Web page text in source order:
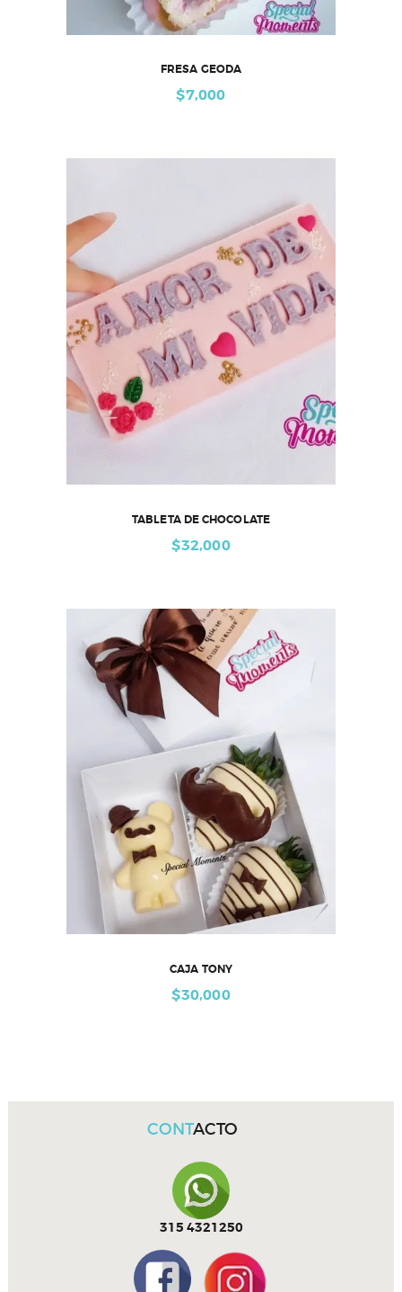
FRESA GEODA
$7,000
TABLETA DE CHOCOLATE
$32,000
CAJA TONY
$30,000
CONTACTO
315 4321250